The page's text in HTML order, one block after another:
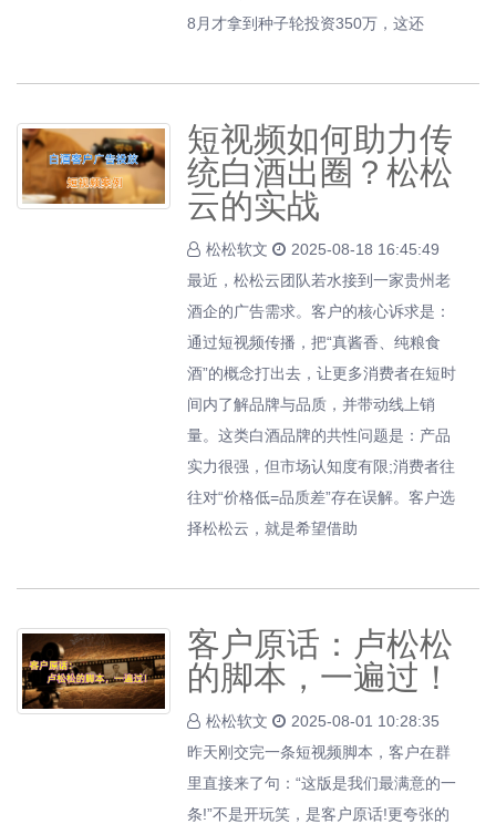
8月才拿到种子轮投资350万，这还
短视频如何助力传
统白酒出圈？松松
云的实战
松松软文
2025-08-18 16:45:49
最近，松松云团队若水接到一家贵州老
酒企的广告需求。客户的核心诉求是：
通过短视频传播，把“真酱香、纯粮食
酒”的概念打出去，让更多消费者在短时
间内了解品牌与品质，并带动线上销
量。这类白酒品牌的共性问题是：产品
实力很强，但市场认知度有限;消费者往
往对“价格低=品质差”存在误解。客户选
择松松云，就是希望借助
客户原话：卢松松
的脚本，一遍过！
松松软文
2025-08-01 10:28:35
昨天刚交完一条短视频脚本，客户在群
里直接来了句：“这版是我们最满意的一
条!”不是开玩笑，是客户原话!更夸张的